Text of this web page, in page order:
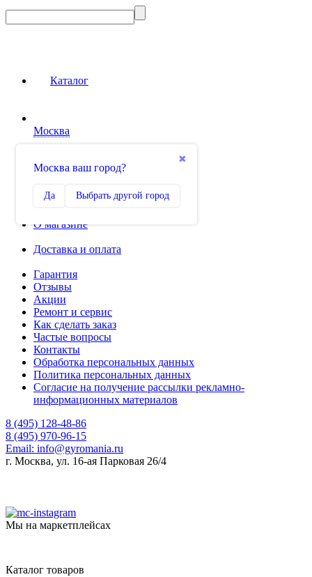
Каталог
Москва
✖
Москва ваш город?
Да Выбрать другой город
0
Избранное
О магазине
Доставка и оплата
Гарантия
Отзывы
Акции
Ремонт и сервис
Как сделать заказ
Частые вопросы
Контакты
Обработка персональных данных
Политика персональных данных
Согласие на получение рассылки рекламно-
информационных материалов
8 (495) 128-48-86
8 (495) 970-96-15
Email: info@gyromania.ru
г. Москва, ул. 16-ая Парковая 26/4
Мы на маркетплейсах
Каталог товаров